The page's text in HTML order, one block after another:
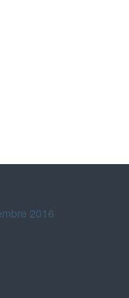
2016